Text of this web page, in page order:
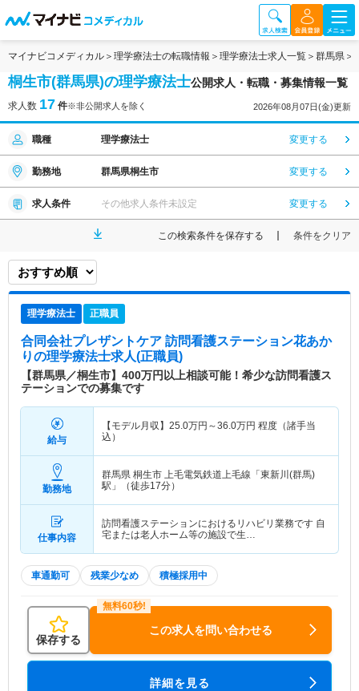
マイナビコメディカル 理学療法士の転職情報 理学療法士求人一覧 群馬県
桐生市(群馬県)の理学療法士公開求人・転職・募集情報一覧
求人数 17 件※非公開求人を除く 2026年08月07日(金)更新
職種 理学療法士 変更する
勤務地 群馬県桐生市 変更する
求人条件 その他求人条件未設定 変更する
この検索条件を保存する 条件をクリア
理学療法士 正職員
合同会社プレザントケア 訪問看護ステーション花あか
りの理学療法士求人(正職員)
【群馬県／桐生市】400万円以上相談可能！希少な訪問看護ス
テーションでの募集です
給与
【モデル月収】 25.0万円～36.0万円 程度（諸手当
込）
勤務地
群馬県 桐生市 上毛電気鉄道上毛線「東新川(群馬)
駅」（徒歩17分）
仕事内容
訪問看護ステーションにおけるリハビリ業務です 自
宅または老人ホーム等の施設で生…
車通勤可 残業少なめ 積極採用中
保存する
この求人を問い合わせる
詳細を見る